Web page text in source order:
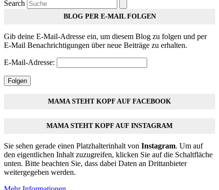
Search
BLOG PER E-MAIL FOLGEN
Gib deine E-Mail-Adresse ein, um diesem Blog zu folgen und per
E-Mail Benachrichtigungen über neue Beiträge zu erhalten.
E-Mail-Adresse:
Folgen
MAMA STEHT KOPF AUF FACEBOOK
MAMA STEHT KOPF AUF INSTAGRAM
Sie sehen gerade einen Platzhalterinhalt von Instagram. Um auf
den eigentlichen Inhalt zuzugreifen, klicken Sie auf die Schaltfläche
unten. Bitte beachten Sie, dass dabei Daten an Drittanbieter
weitergegeben werden.